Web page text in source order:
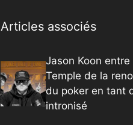
Articles associés
Jason Koon entre
Temple de la
du poker en tant
intronisé